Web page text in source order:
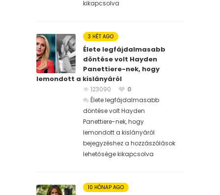
kikapcsolva
3 HÉT AGO
Élete legfájdalmasabb
döntése volt Hayden
Panettiere-nek, hogy
lemondott a kislányáról
123090
0
Élete legfájdalmasabb
döntése volt Hayden
Panettiere-nek, hogy
lemondott a kislányáról
bejegyzéshez a hozzászólások
lehetősége kikapcsolva
10 HÓNAP AGO